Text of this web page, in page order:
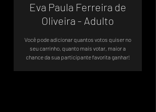
Eva Paula Ferreira de
Oliveira - Adulto
Você pode adicionar quantos votos quiser no
seu carrinho, quanto mais votar, maior a
chance da sua participante favorita ganhar!